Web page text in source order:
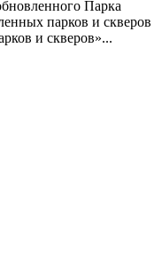
Парка
парков и скверов
и скверов»...